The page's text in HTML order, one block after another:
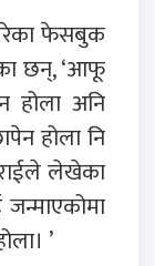
फेसबुक
छन्, ‘आफू
होला अनि
होला नि
लेखेका
’